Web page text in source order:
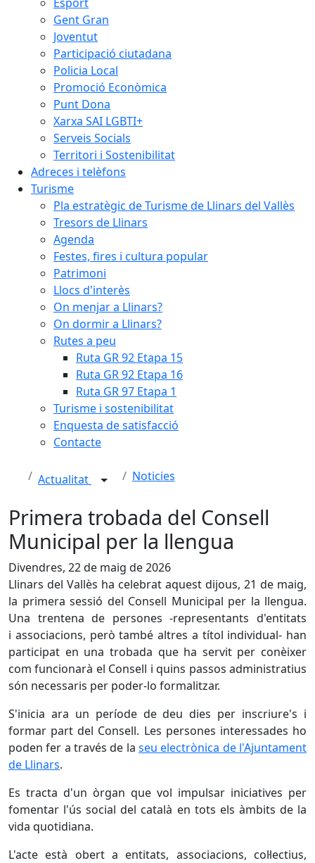
Gent Gran
Joventut
Participació ciutadana
Policia Local
Promoció Econòmica
Punt Dona
Xarxa SAI LGBTI+
Serveis Socials
Territori i Sostenibilitat
Adreces i telèfons
Turisme
Pla estratègic de Turisme de Llinars del Vallès
Tresors de Llinars
Agenda
Festes, fires i cultura popular
Patrimoni
Llocs d'interès
On menjar a Llinars?
On dormir a Llinars?
Rutes a peu
Ruta GR 92 Etapa 15
Ruta GR 92 Etapa 16
Ruta GR 97 Etapa 1
Turisme i sostenibilitat
Enquesta de satisfacció
Contacte
Actualitat Noticies
Primera trobada del Consell
Municipal per la llengua
Divendres, 22 de maig de 2026
Llinars del Vallès ha celebrat aquest dijous, 21 de maig,
la primera sessió del Consell Municipal per la llengua.
Una trentena de persones -representants d'entitats
i associacions, però també altres a títol individual- han
participat en una trobada que ha servit per conèixer
com funcionarà el Consell i quins passos administratius
són necessaris per poder-lo formalitzar.
S'inicia ara un període de deu dies per inscriure's i
formar part del Consell. Les persones interessades ho
poden fer a través de la seu electrònica de l'Ajuntament
de Llinars.
Es tracta d'un òrgan que vol impulsar iniciatives per
fomentar l'ús social del català en tots els àmbits de la
vida quotidiana.
L'acte està obert a entitats, associacions, col·lectius,